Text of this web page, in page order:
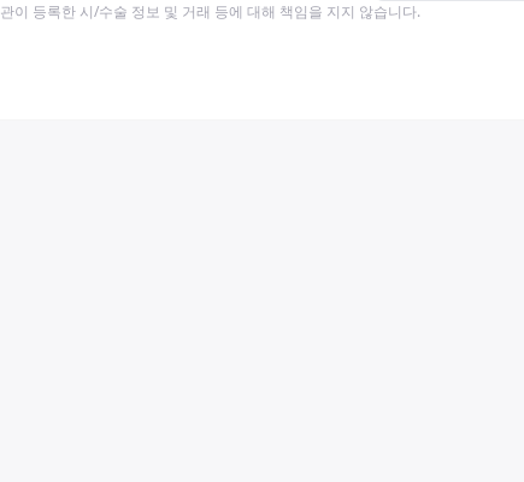
이 등록한 시/수술 정보 및 거래 등에 대해 책임을 지지 않습니다.